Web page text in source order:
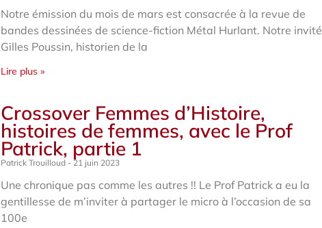
Notre émission du mois de mars est consacrée à la revue de
bandes dessinées de science-fiction Métal Hurlant. Notre invité
Gilles Poussin, historien de la
Lire plus »
Crossover Femmes d’Histoire,
histoires de femmes, avec le Prof
Patrick, partie 1
Patrick Trouilloud 21 juin 2023
Une chronique pas comme les autres !! Le Prof Patrick a eu la
gentillesse de m’inviter à partager le micro à l’occasion de sa
100e